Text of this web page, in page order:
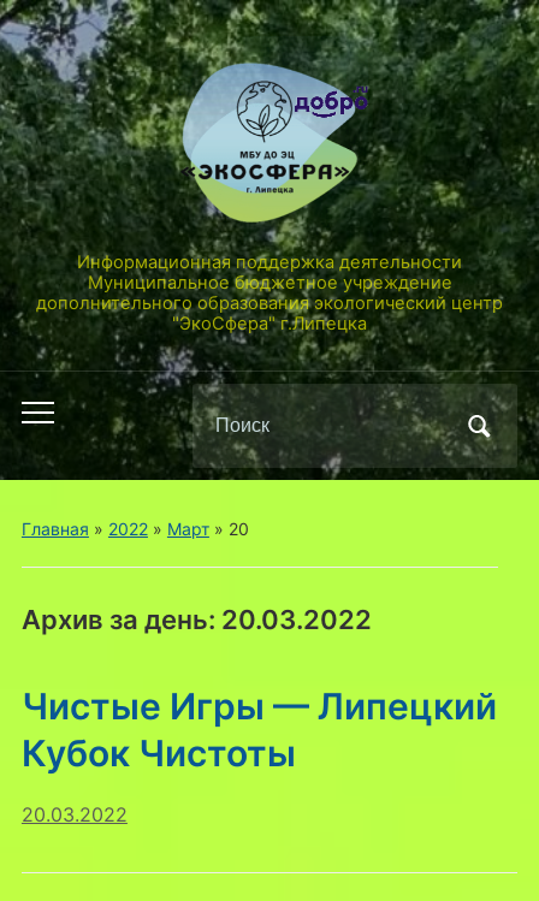
Информационная поддержка деятельности
Муниципальное бюджетное учреждение
дополнительного образования экологический центр
"ЭкоСфера" г.Липецка
Переключить
мобильное
меню
Поиск
по:
Главная » 2022» Март» 20
Архив за день: 20.03.2022
Чистые Игры — Липецкий
Кубок Чистоты
20.03.2022